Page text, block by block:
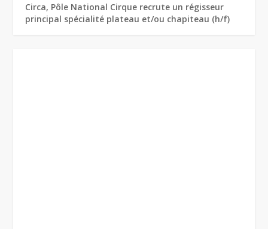
Circa, Pôle National Cirque recrute un régisseur
principal spécialité plateau et/ou chapiteau (h/f)